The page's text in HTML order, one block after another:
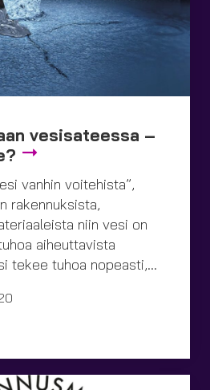
vesi­sateessa –
vanhin voitehista”,
rakennuksista,
niin vesi on
aiheuttavista
tekee tuhoa nopeasti,…